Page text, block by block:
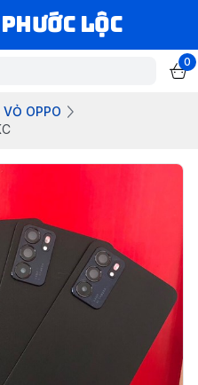
LỘC
0
VỎ OPPO